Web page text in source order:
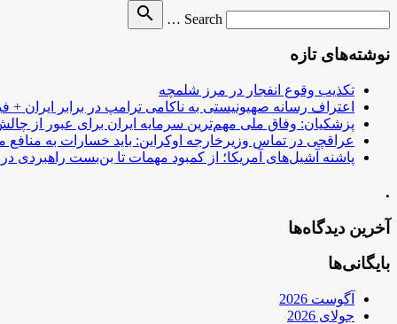
Search …
search
نوشته‌های تازه
تکذیب وقوع انفجار در مرز شلمچه
اعتراف رسانه صهیونیستی به ناکامی ترامپ در برابر ایران +
پزشکیان: وفاق ملی مهم‌ترین سرمایه ایران برای عبور از
عراقچی در تماس وزیرخارجه اوکراین: باید خسارات به منافع
پاشنه آشیل‌های آمریکا؛ از کمبود مهمات تا بن‌بست راهبردی در
.
آخرین دیدگاه‌ها
بایگانی‌ها
آگوست 2026
جولای 2026